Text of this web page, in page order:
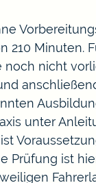
210 Minuten.
noch nicht
unter
Voraus
Prüfung ist